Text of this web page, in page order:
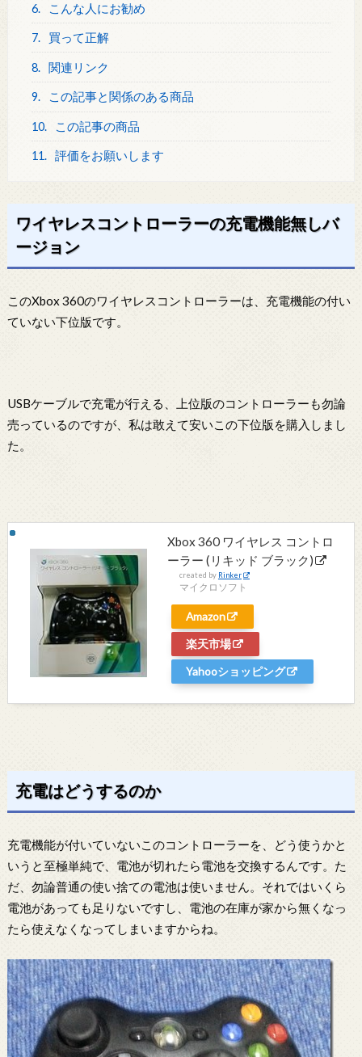
6. こんな人にお勧め
7. 買って正解
8. 関連リンク
9. この記事と関係のある商品
10. この記事の商品
11. 評価をお願いします
ワイヤレスコントローラーの充電機能無しバ
ージョン
このXbox 360のワイヤレスコントローラーは、充電機能の付い
ていない下位版です。
USBケーブルで充電が行える、上位版のコントローラーも勿論
売っているのですが、私は敢えて安いこの下位版を購入しまし
た。
Xbox 360 ワイヤレス コントロ
ーラー (リキッド ブラック)
created by Rinker
マイクロソフト
Amazon
楽天市場
Yahooショッピング
充電はどうするのか
充電機能が付いていないこのコントローラーを、どう使うかと
いうと至極単純で、電池が切れたら電池を交換するんです。た
だ、勿論普通の使い捨ての電池は使いません。それではいくら
電池があっても足りないですし、電池の在庫が家から無くなっ
たら使えなくなってしまいますからね。